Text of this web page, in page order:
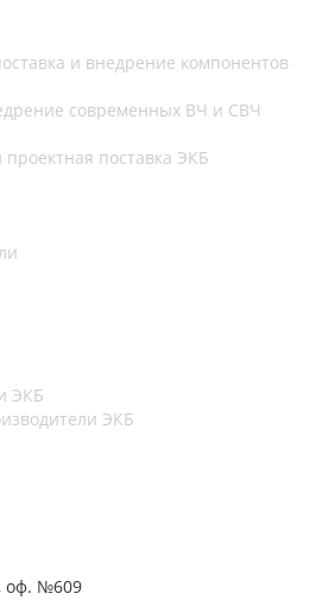
и внедрение компонентов
современных ВЧ и СВЧ
поставка ЭКБ
ЭКБ
ЭКБ
оф. №609